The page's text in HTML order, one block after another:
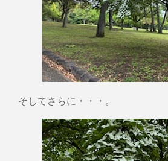
そしてさらに・・・。